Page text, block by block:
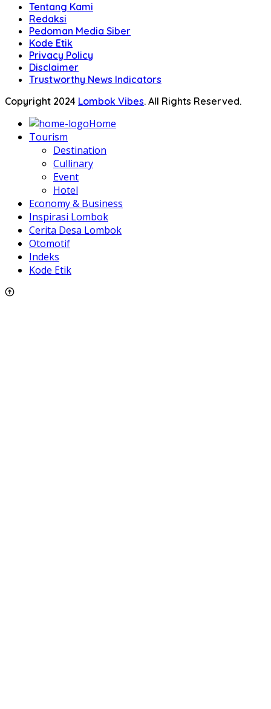
Tentang Kami
Redaksi
Pedoman Media Siber
Kode Etik
Privacy Policy
Disclaimer
Trustworthy News Indicators
Copyright 2024 Lombok Vibes. All Rights Reserved.
Home
Tourism
Destination
Cullinary
Event
Hotel
Economy & Business
Inspirasi Lombok
Cerita Desa Lombok
Otomotif
Indeks
Kode Etik